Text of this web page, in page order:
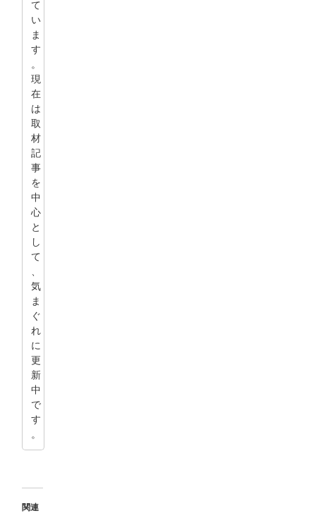
て
い
ま
す
。
現
在
は
取
材
記
事
を
中
心
と
し
て
、
気
ま
ぐ
れ
に
更
新
中
で
す
。
関連